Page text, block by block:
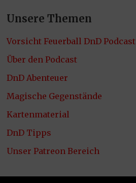
Unsere Themen
Vorsicht Feuerball DnD Podcast
Über den Podcast
DnD Abenteuer
Magische Gegenstände
Kartenmaterial
DnD Tipps
Unser Patreon Bereich